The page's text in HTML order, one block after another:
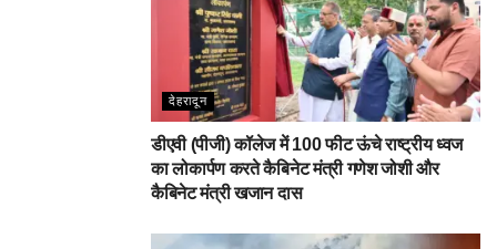
देहरादून
डीएवी (पीजी) कॉलेज में 100 फीट ऊंचे राष्ट्रीय ध्वज
का लोकार्पण करते कैबिनेट मंत्री गणेश जोशी और
कैबिनेट मंत्री खजान दास